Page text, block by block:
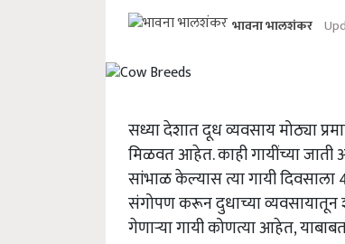
भावना भालशंकर
सध्या देशात दूध व्यवसाय मोठ्या
मिळवत आहेत. काही गायींच्या जाती
सांभाळ केल्यास त्या गायी
संगोपण करून दुधाच्या व्यवसायातून
गेणाऱ्या गायी कोणत्या आहेत,